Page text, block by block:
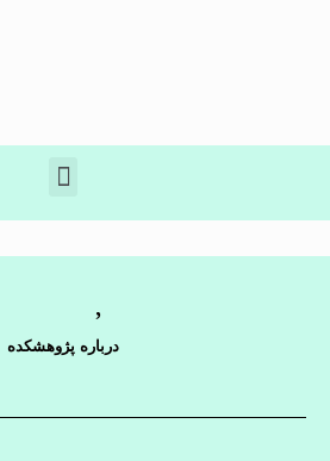
درباره پژوهشکده